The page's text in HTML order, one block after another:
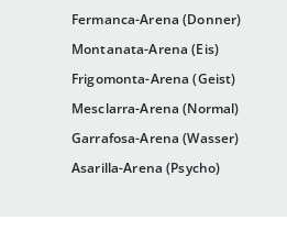
Fermanca-Arena (Donner)
Montanata-Arena (Eis)
Frigomonta-Arena (Geist)
Mesclarra-Arena (Normal)
Garrafosa-Arena (Wasser)
Asarilla-Arena (Psycho)